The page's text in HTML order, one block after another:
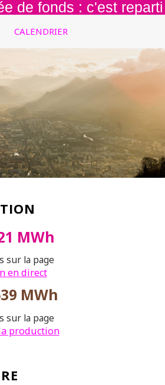
fonds : c'est reparti
CALENDRIER
MWh
sur la page
en direct
MWh
sur la page
production